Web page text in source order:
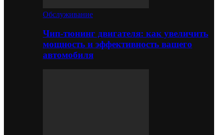
Обслуживание
Чип-тюнинг двигателя: как увеличить
мощность и эффективность вашего
автомобиля